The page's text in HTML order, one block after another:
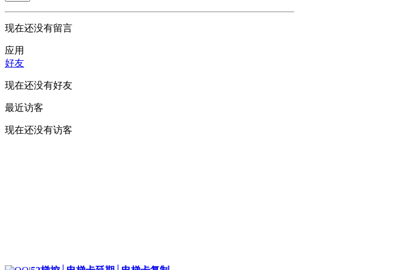
现在还没有留言
应用
好友
现在还没有好友
最近访客
现在还没有访客